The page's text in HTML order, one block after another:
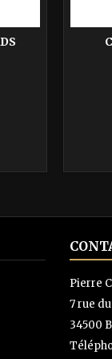
Pierre
7 rue
34500